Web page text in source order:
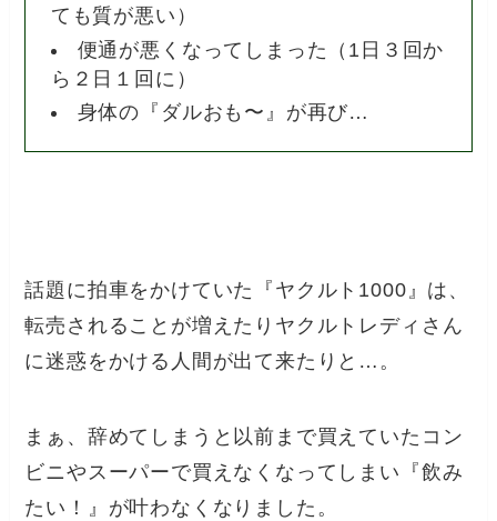
ても質が悪い）
便通が悪くなってしまった（1日３回か
ら２日１回に）
身体の『ダルおも〜』が再び…
話題に拍車をかけていた『ヤクルト1000』は、
転売されることが増えたりヤクルトレディさん
に迷惑をかける人間が出て来たりと…。
まぁ、辞めてしまうと以前まで買えていたコン
ビニやスーパーで買えなくなってしまい『飲み
たい！』が叶わなくなりました。